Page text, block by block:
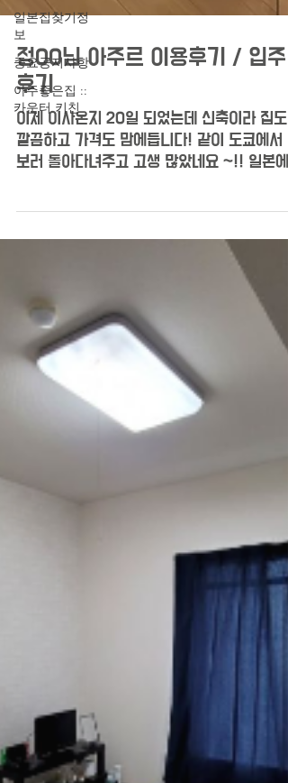
일본집찾기정
보
중요공지사항
아주좋은집 ::
카운터 키친
정00님 아주르 이용후기 / 입주
후기
이제 이사온지 20일 되었는데 신축이라 집도
전 만족입니다 ​ 원문 링크:...